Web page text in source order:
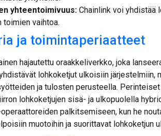
yhteentoimivuus: Chainlink voi yhdistää
vaihtoa.
ja toimintaperiaatteet
hajautettu oraakkeliverkko, joka
lohkoketjut ulkoisiin järjestelmiin,
ja tulosten perusteella.
lohkoketjujen sisä- ja ulkopuolella
palkitsemiseen, kun he
muotoihin ja suorittavat lohkoketjun